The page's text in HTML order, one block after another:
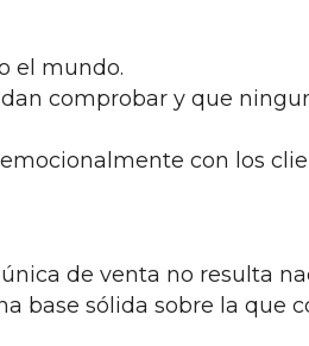
el mundo.
comprobar y que
con los
de venta no resulta
base sólida sobre la que